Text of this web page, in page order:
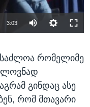
3:03
რომელიმე
გინდაც ასე
რომ მთავარი